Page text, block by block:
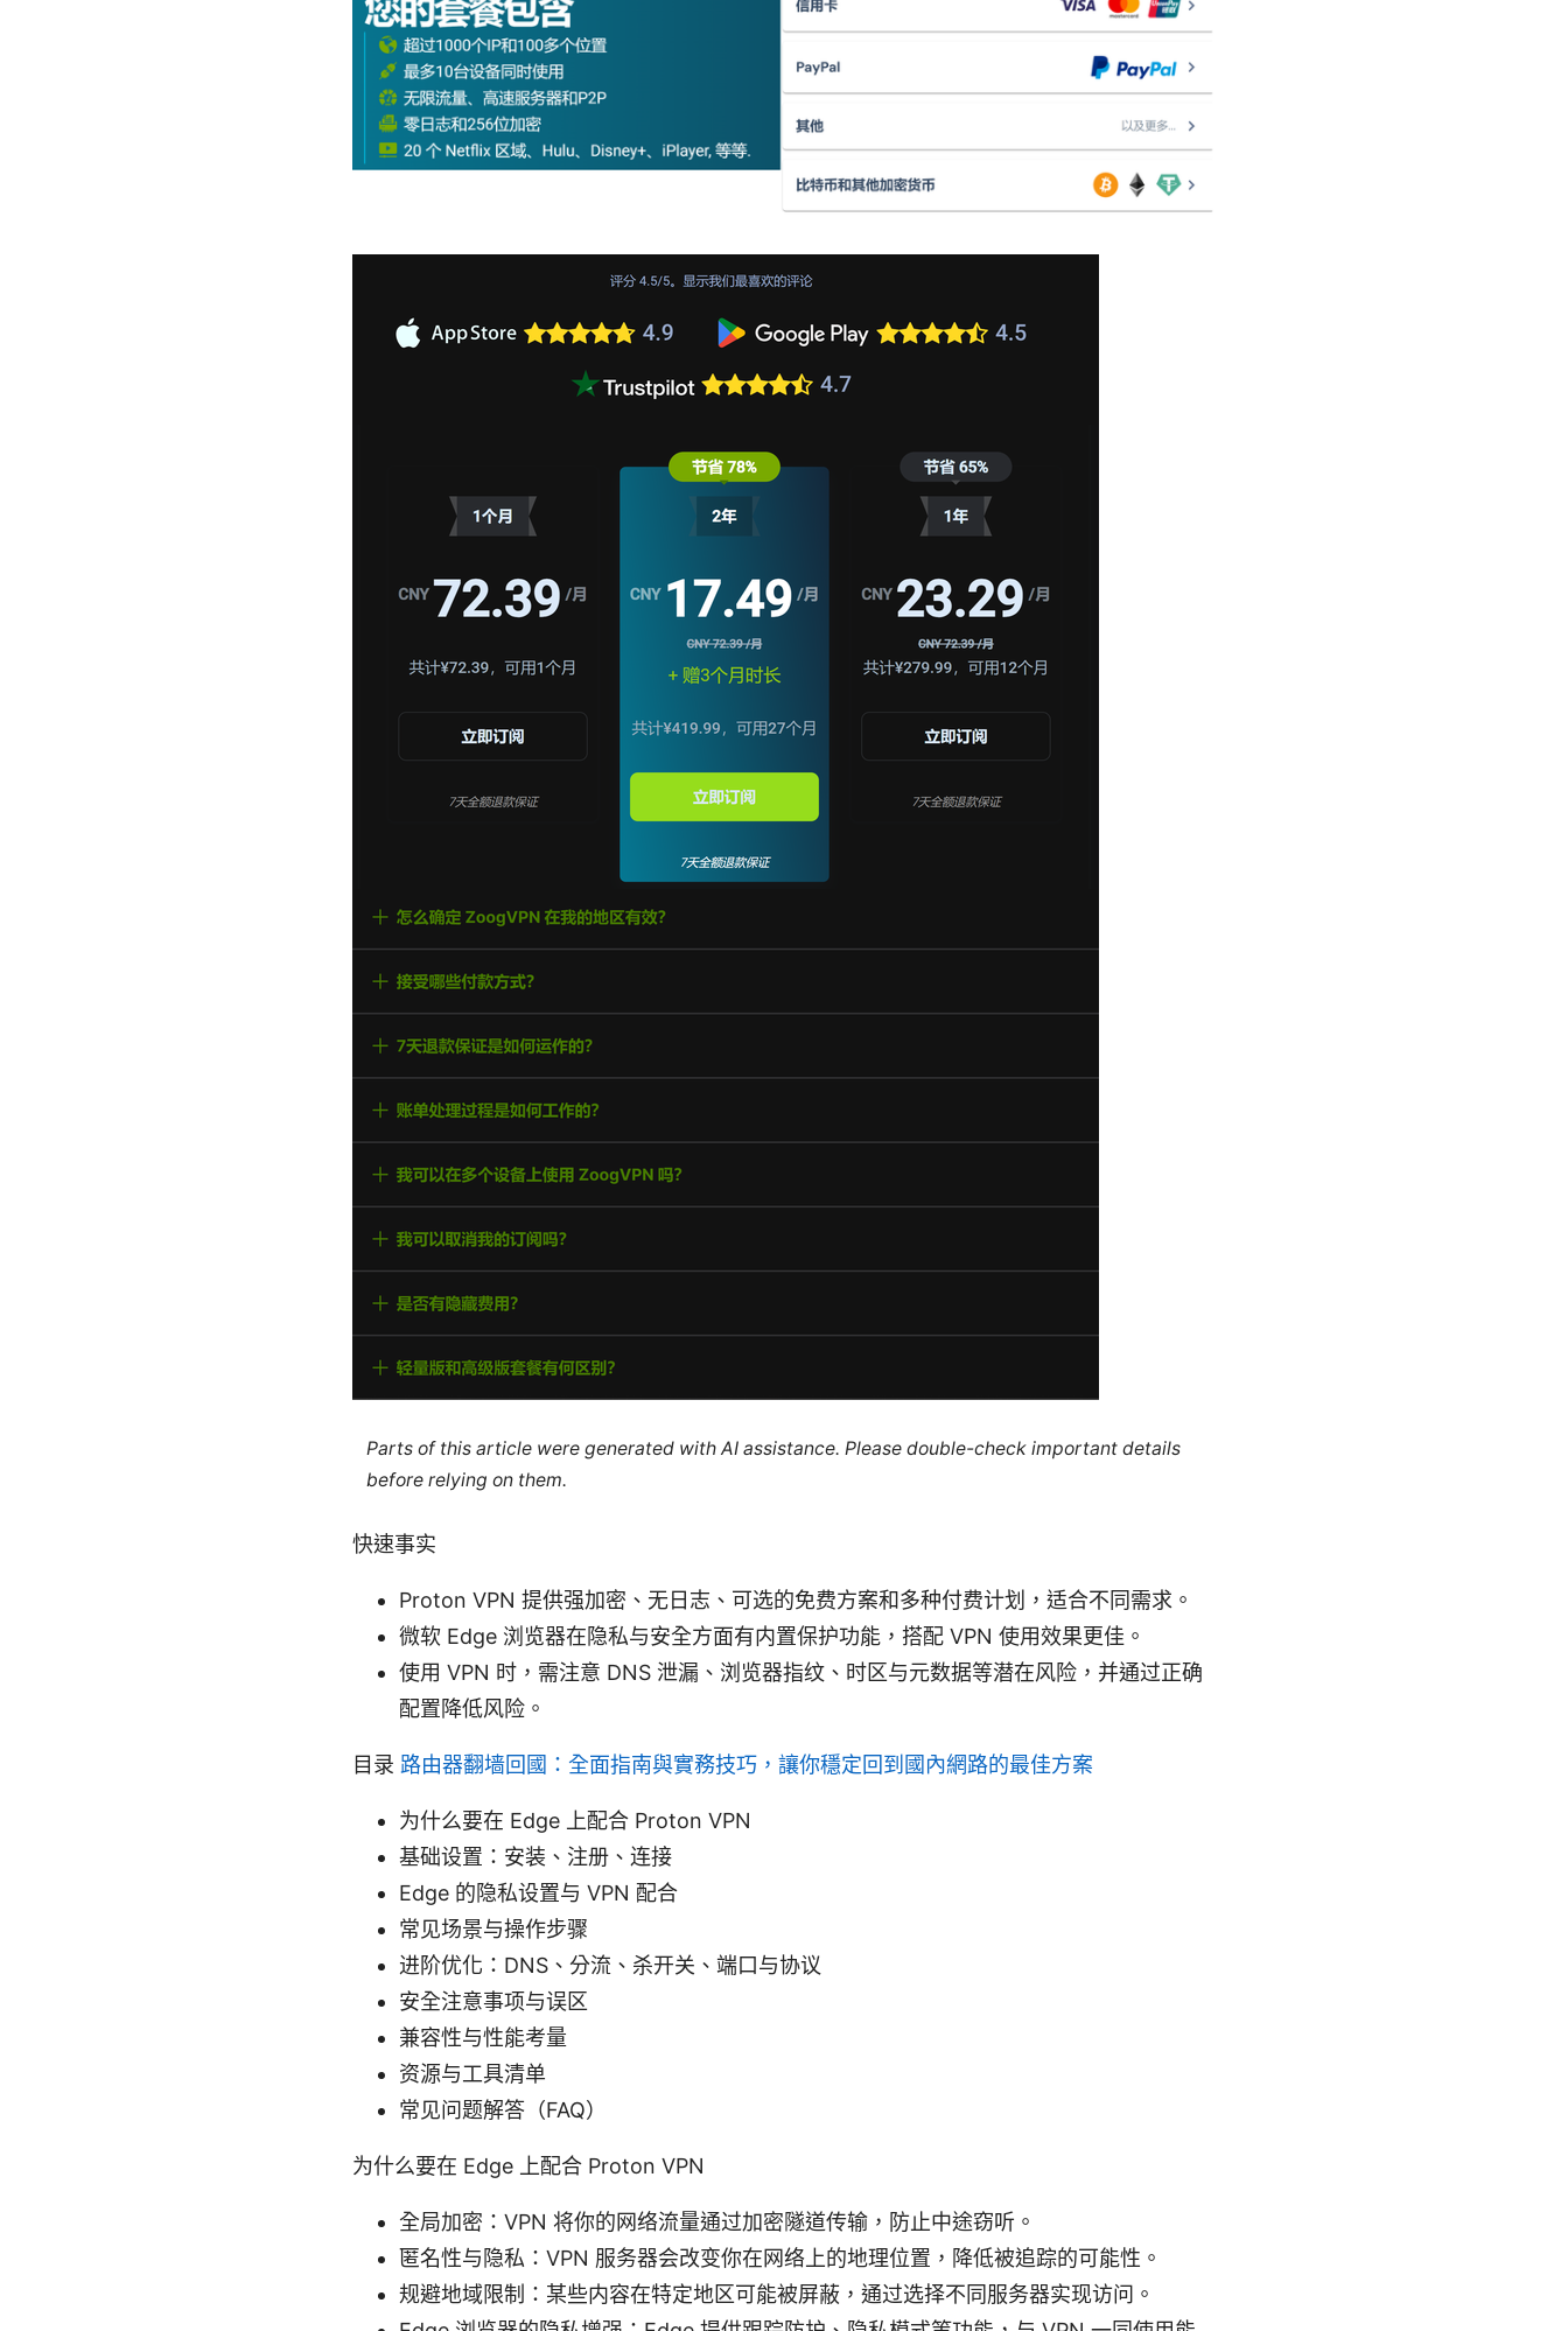
Parts of this article were generated with AI assistance. Please double-check important details
before relying on them.
快速事实
Proton VPN 提供强加密、无日志、可选的免费方案和多种付费计划，适合不同需求。
微软 Edge 浏览器在隐私与安全方面有内置保护功能，搭配 VPN 使用效果更佳。
使用 VPN 时，需注意 DNS 泄漏、浏览器指纹、时区与元数据等潜在风险，并通过正确
配置降低风险。
目录 路由器翻墙回國：全面指南與實務技巧，讓你穩定回到國內網路的最佳方案
为什么要在 Edge 上配合 Proton VPN
基础设置：安装、注册、连接
Edge 的隐私设置与 VPN 配合
常见场景与操作步骤
进阶优化：DNS、分流、杀开关、端口与协议
安全注意事项与误区
兼容性与性能考量
资源与工具清单
常见问题解答（FAQ）
为什么要在 Edge 上配合 Proton VPN
全局加密：VPN 将你的网络流量通过加密隧道传输，防止中途窃听。
匿名性与隐私：VPN 服务器会改变你在网络上的地理位置，降低被追踪的可能性。
规避地域限制：某些内容在特定地区可能被屏蔽，通过选择不同服务器实现访问。